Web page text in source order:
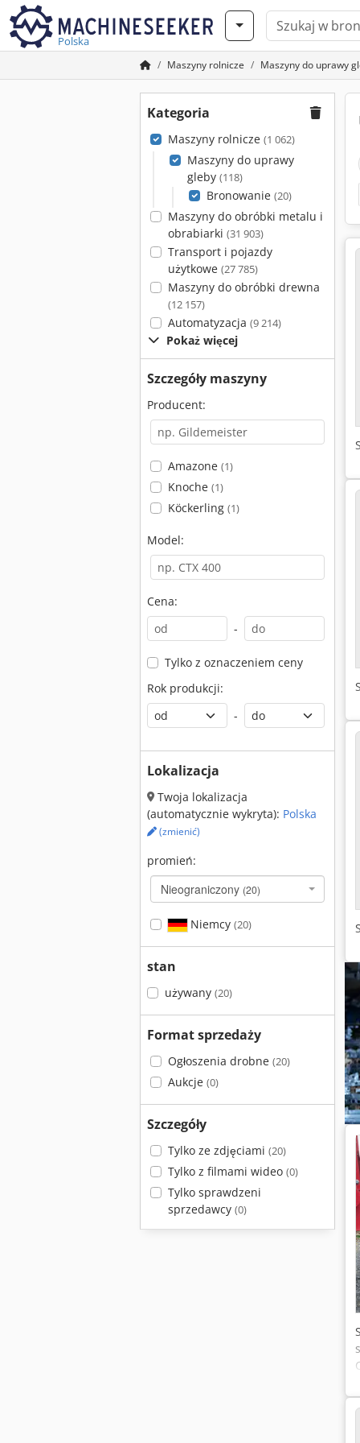
Polska
Maszyny rolnicze Maszyny do uprawy
Kategoria
Maszyny rolnicze (1 062)
Maszyny do uprawy
gleby (118)
Bronowanie (20)
Maszyny do obróbki metalu i
obrabiarki (31 903)
Transport i pojazdy
użytkowe (27 785)
Maszyny do obróbki drewna
(12 157)
Automatyzacja (9 214)
Pokaż więcej
Szczegóły maszyny
Producent:
Amazone (1)
Knoche (1)
Köckerling (1)
Model:
Cena:
-
Tylko z oznaczeniem ceny
Rok produkcji:
-
Lokalizacja
Twoja lokalizacja
(automatycznie wykryta): Polska
(zmienić)
promień:
Nieograniczony (20)
Niemcy (20)
stan
używany (20)
Format sprzedaży
Ogłoszenia drobne (20)
Aukcje (0)
Szczegóły
Tylko ze zdjęciami (20)
Tylko z filmami wideo (0)
Tylko sprawdzeni
sprzedawcy (0)